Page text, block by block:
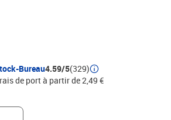
2. La pointe en acier inoxydable
l'utilisation de tout le volume d'encre,
tache. Le Haptify a un clip en métal
avec différentes recharges selon le
Bureau4.59/5(329)
de port à partir de 2,49 €